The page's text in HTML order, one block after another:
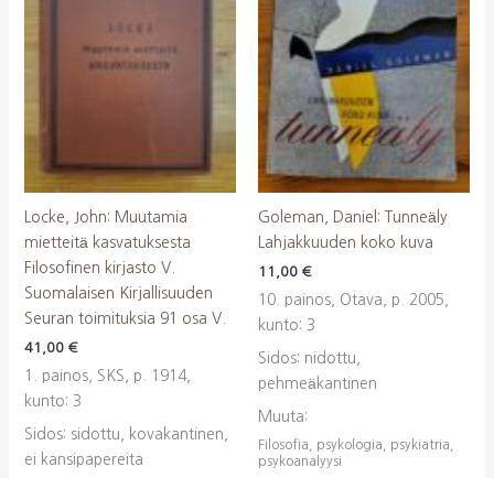
Locke, John: Muutamia
mietteitä kasvatuksesta
Filosofinen kirjasto V.
Suomalaisen Kirjallisuuden
Seuran toimituksia 91 osa V.
41,00 €
1. painos, SKS, p. 1914,
kunto: 3
Sidos: sidottu, kovakantinen,
ei kansipapereita
Goleman, Daniel: Tunneäly
Lahjakkuuden koko kuva
11,00 €
10. painos, Otava, p. 2005,
kunto: 3
Sidos: nidottu,
pehmeäkantinen
Muuta:
Filosofia, psykologia, psykiatria,
psykoanalyysi